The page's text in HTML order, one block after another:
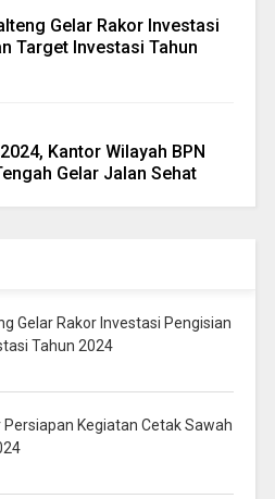
Gelar Rakor Investasi
Target Investasi Tahun
Kantor Wilayah BPN
Gelar Jalan Sehat
Gelar Rakor Investasi Pengisian
Tahun 2024
Kegiatan Cetak Sawah